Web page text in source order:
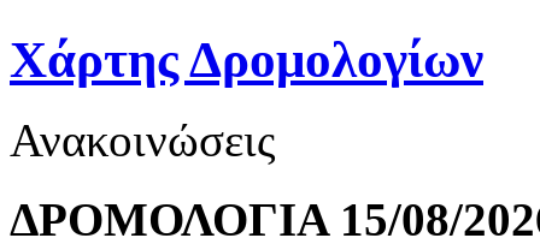
Χάρτης Δρομολογίων
Ανακοινώσεις
ΔΡΟΜΟΛΟΓΙΑ 15/08/